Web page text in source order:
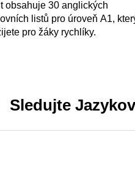
obsahuje 30 anglických
listů pro úroveň A1,
pro žáky rychlíky.
Sledujte